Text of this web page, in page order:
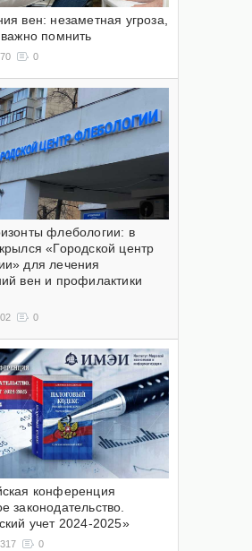
вен: незаметная угроза,
помнить
0
флебологии: в
«Городской центр
для лечения
вен и профилактики
0
конференция
законодательство.
учет 2024-2025»
0